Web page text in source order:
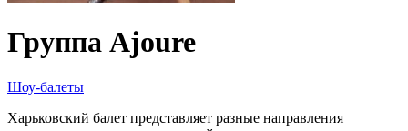
Группа Ajoure
Шоу-балеты
Харьковский балет представляет разные направления